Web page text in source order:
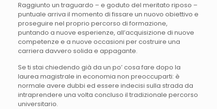
Raggiunto un traguardo – e goduto del meritato riposo –
puntuale arriva il momento di fissare un nuovo obiettivo e
proseguire nel proprio percorso di formazione,
puntando a nuove esperienze, all’acquisizione di nuove
competenze e a nuove occasioni per costruire una
carriera davvero solida e appagante.
Se ti stai chiedendo già da un po’ cosa fare dopo la
laurea magistrale in economia non preoccuparti: è
normale avere dubbi ed essere indecisi sulla strada da
intraprendere una volta concluso il tradizionale percorso
universitario.